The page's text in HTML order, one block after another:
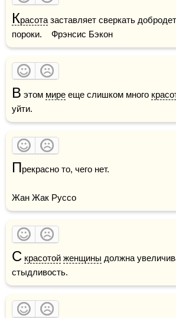
Красота заставляет сверкать
пороки.    Фрэнсис Бэкон
В этом мире еще слишком много
уйти.
Прекрасно то, чего нет.
Жан Жак Руссо
С красотой женщины должна
стыдливость.